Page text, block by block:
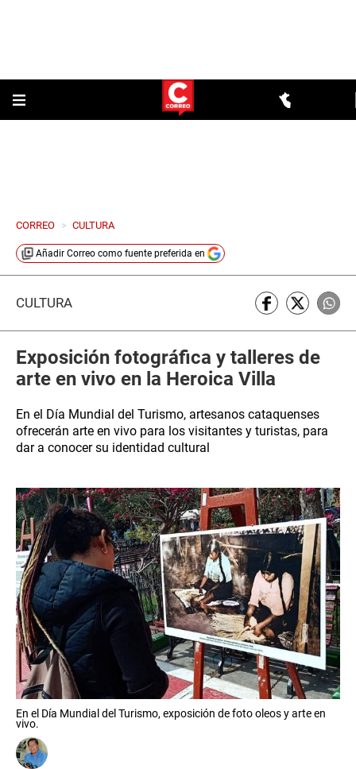
CORREO > CULTURA
Añadir Correo como fuente preferida en
CULTURA
Exposición fotográfica y talleres de
arte en vivo en la Heroica Villa
En el Día Mundial del Turismo, artesanos cataquenses
ofrecerán arte en vivo para los visitantes y turistas, para
dar a conocer su identidad cultural
En el Día Mundial del Turismo, exposición de foto oleos y arte en
vivo.